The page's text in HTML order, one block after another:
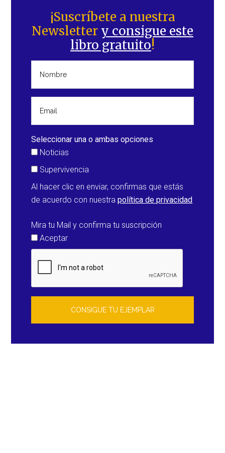
lateral
principal
¡Suscríbete a nuestra
Newsletter y consigue este
libro gratuito!
Seleccionar una o ambas opciones
Noticias
Supervivencia
Al hacer clic en enviar, confirmas que estás
de acuerdo con nuestrapolítica de privacidad
Mira tu Mail y confirma tu suscripción
Aceptar